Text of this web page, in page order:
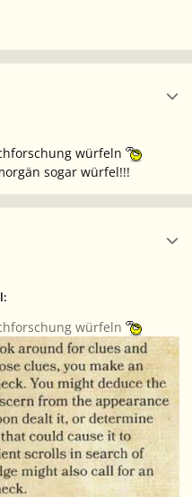
würfeln
sogar würfel!!!
würfeln